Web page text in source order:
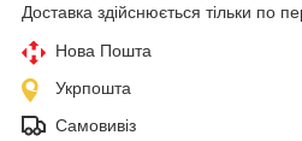
Доставка здійснюється тільки по
Нова Пошта
Укрпошта
Самовивіз